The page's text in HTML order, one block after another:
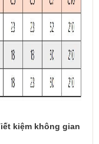
kiệm không gian